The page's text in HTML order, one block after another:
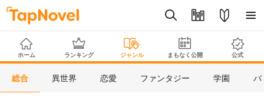
ホーム ランキング ジャンル まもなく公開 公式
総合 異世界 恋愛 ファンタジー 学園 バ